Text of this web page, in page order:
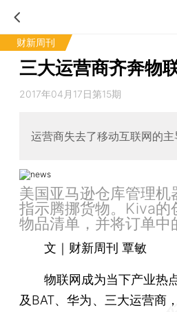
财新周刊
三大运营商齐奔物
2017年04月17日第15期
运营商失去了移动互联网的
美国亚马逊仓库管理
指示腾挪货物。Kiva的
物品清单，并将订单中
文｜财新周刊 覃敏
物联网成为当下产业热点
及BAT、华为、三大运营商